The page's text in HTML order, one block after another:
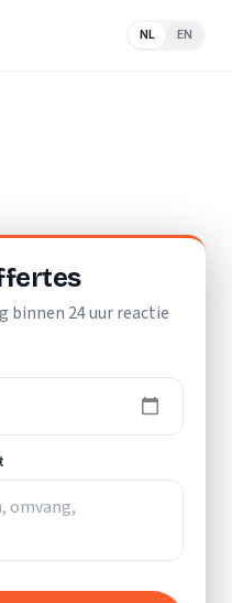
NL EN
binnen 24 uur reactie